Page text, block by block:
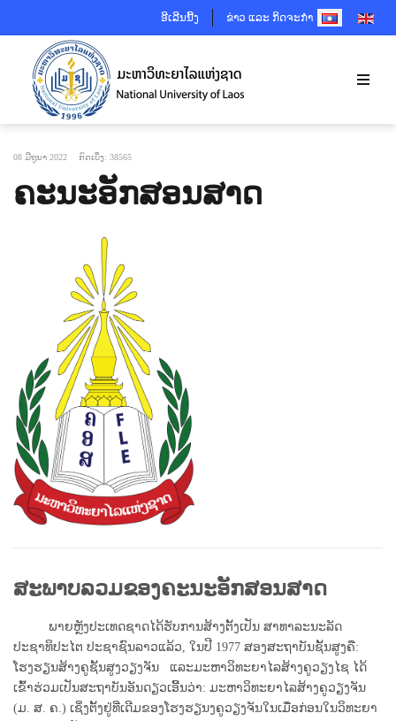
ອີເລີນນີ້ງ ຂ່າວ ແລະ ກິດຈະກຳSELECT YOUR
08 ມີຖຸນາ 2022 ກົດເບິ່ງ: 38565
ຄະນະອັກສອນສາດ
ສະພາບລວມຂອງຄະນະອັກສອນສາດ
ພາຍຫຼັງປະເທດຊາດໄດ້ຮັບການສ້າງຕັ້ງເປັນ ສາທາລະນະລັດ
ປະຊາທິປະໄຕ ປະຊາຊົນລາວແລ້ວ, ໃນປີ 1977 ສອງສະຖາບັນຊັ້ນສູງຄື:
ໂຮງຮຽນສ້າງຄູຊັ້ນສູງວຽງຈັນ ແລະມະຫາວິທະຍາໄລສ້າງຄູວຽງໄຊ ໄດ້
ເຂົ້າຮ່ວມເປັນສະຖາບັນອັນດຽວເອີ້ນວ່າ: ມະຫາວິທະຍາໄລສ້າງຄູວຽງຈັນ
(ມ. ສ. ຄ.) ເຊິ່ງຕັ້ງຢູ່ທີ່ເດີມຂອງໂຮງຮຽນງຄູວຽງຈັນໃນເມື່ອກ່ອນໃນວິທະຍາ